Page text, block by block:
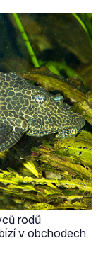
rodů
v obchodech